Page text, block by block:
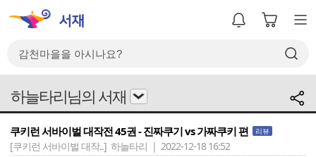
하늘타리님의 서재
쿠키런 서바이벌 대작전 45권 - 진짜쿠기 vs 가짜쿠키 편 리뷰
[쿠키런 서바이벌 대작..] 하늘타리 | 2022-12-18 16:52